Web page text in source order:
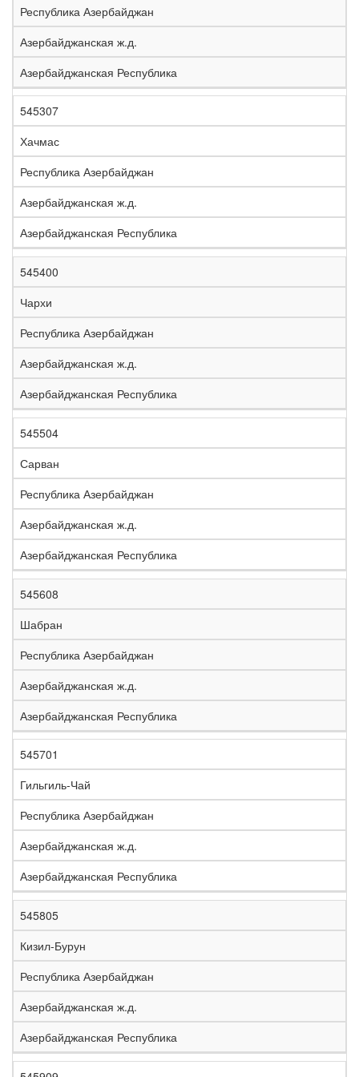
Республика Азербайджан
Азербайджанская ж.д.
Азербайджанская Республика
545307
Хачмас
Республика Азербайджан
Азербайджанская ж.д.
Азербайджанская Республика
545400
Чархи
Республика Азербайджан
Азербайджанская ж.д.
Азербайджанская Республика
545504
Сарван
Республика Азербайджан
Азербайджанская ж.д.
Азербайджанская Республика
545608
Шабран
Республика Азербайджан
Азербайджанская ж.д.
Азербайджанская Республика
545701
Гильгиль-Чай
Республика Азербайджан
Азербайджанская ж.д.
Азербайджанская Республика
545805
Кизил-Бурун
Республика Азербайджан
Азербайджанская ж.д.
Азербайджанская Республика